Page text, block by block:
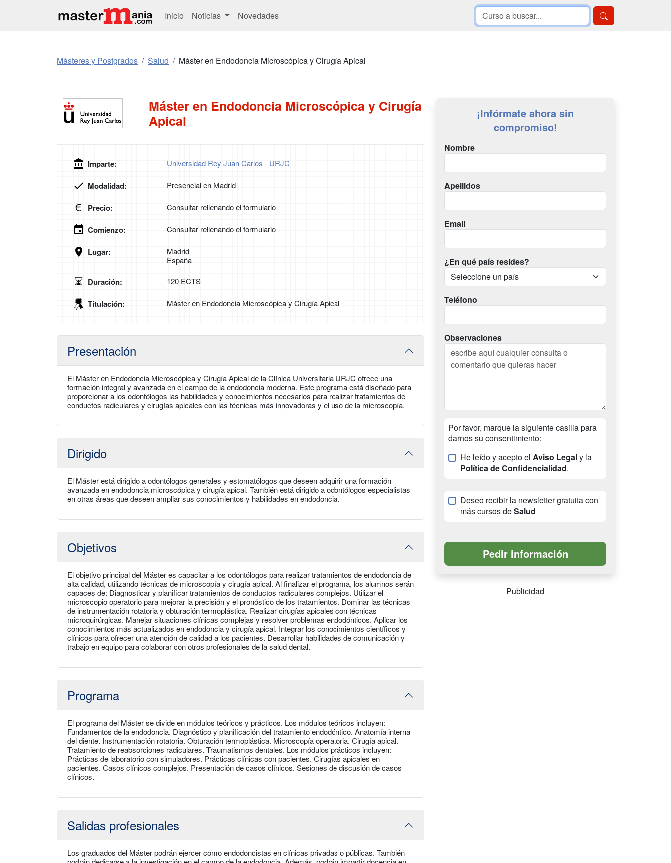
Inicio Noticias Novedades
Másteres y Postgrados Salud Máster en Endodoncia Microscópica y Cirugía Apical
Máster en Endodoncia Microscópica y Cirugía
Apical
Imparte: Universidad Rey Juan Carlos - URJC
Modalidad: Presencial en Madrid
Precio: Consultar rellenando el formulario
Comienzo: Consultar rellenando el formulario
Lugar:
Madrid
España
Duración: 120 ECTS
Titulación: Máster en Endodoncia Microscópica y Cirugía Apical
Presentación
El Máster en Endodoncia Microscópica y Cirugía Apical de la Clínica Universitaria URJC ofrece una
formación integral y avanzada en el campo de la endodoncia moderna. Este programa está diseñado para
proporcionar a los odontólogos las habilidades y conocimientos necesarios para realizar tratamientos de
conductos radiculares y cirugías apicales con las técnicas más innovadoras y el uso de la microscopía.
Dirigido
El Máster está dirigido a odontólogos generales y estomatólogos que deseen adquirir una formación
avanzada en endodoncia microscópica y cirugía apical. También está dirigido a odontólogos especialistas
en otras áreas que deseen ampliar sus conocimientos y habilidades en endodoncia.
Objetivos
El objetivo principal del Máster es capacitar a los odontólogos para realizar tratamientos de endodoncia de
alta calidad, utilizando técnicas de microscopía y cirugía apical. Al finalizar el programa, los alumnos serán
capaces de: Diagnosticar y planificar tratamientos de conductos radiculares complejos. Utilizar el
microscopio operatorio para mejorar la precisión y el pronóstico de los tratamientos. Dominar las técnicas
de instrumentación rotatoria y obturación termoplástica. Realizar cirugías apicales con técnicas
microquirúrgicas. Manejar situaciones clínicas complejas y resolver problemas endodónticos. Aplicar los
conocimientos más actualizados en endodoncia y cirugía apical. Integrar los conocimientos científicos y
clínicos para ofrecer una atención de calidad a los pacientes. Desarrollar habilidades de comunicación y
trabajo en equipo para colaborar con otros profesionales de la salud dental.
Programa
El programa del Máster se divide en módulos teóricos y prácticos. Los módulos teóricos incluyen:
Fundamentos de la endodoncia. Diagnóstico y planificación del tratamiento endodóntico. Anatomía interna
del diente. Instrumentación rotatoria. Obturación termoplástica. Microscopía operatoria. Cirugía apical.
Tratamiento de reabsorciones radiculares. Traumatismos dentales. Los módulos prácticos incluyen:
Prácticas de laboratorio con simuladores. Prácticas clínicas con pacientes. Cirugías apicales en
pacientes. Casos clínicos complejos. Presentación de casos clínicos. Sesiones de discusión de casos
clínicos.
Salidas profesionales
Los graduados del Máster podrán ejercer como endodoncistas en clínicas privadas o públicas. También
¡Infórmate ahora sin
compromiso!
Nombre
Apellidos
Email
¿En qué país resides?
Teléfono
Observaciones
Por favor, marque la siguiente casilla para
darnos su consentimiento:
He leído y acepto el Aviso Legaly la
Política de Confidencialidad.
Deseo recibir la newsletter gratuita con
más cursos deSalud
Publicidad